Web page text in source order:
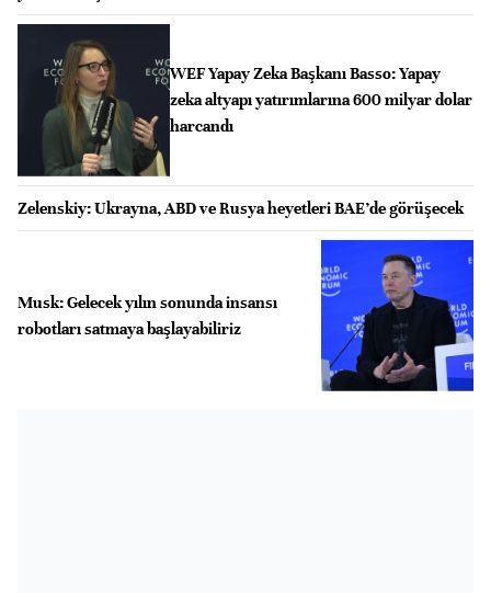
WEF Yapay Zeka Başkanı Basso: Yapay
zeka altyapı yatırımlarına 600 milyar dolar
harcandı
Zelenskiy: Ukrayna, ABD ve Rusya heyetleri BAE’de görüşecek
Musk: Gelecek yılın sonunda insansı
robotları satmaya başlayabiliriz